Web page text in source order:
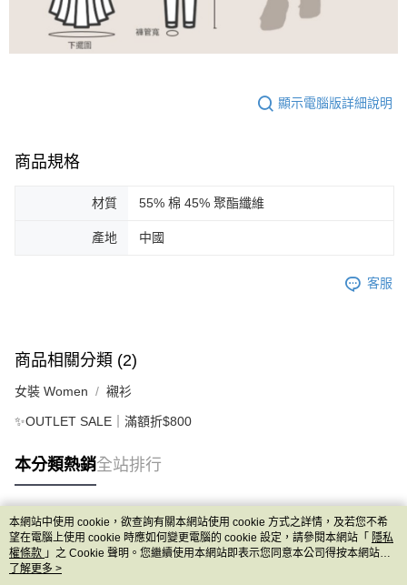
顯示電腦版詳細說明
商品規格
材質 55% 棉 45% 聚酯纖維
產地 中國
客服
商品相關分類 (2)
女裝 Women 襯衫
✨OUTLET SALE｜滿額折$800
本分類熱銷全站排行
熱門標籤
本網站中使用 cookie，欲查詢有關本網站使用 cookie 方式之詳情，及若您不希
望在電腦上使用 cookie 時應如何變更電腦的 cookie 設定，請參閱本網站「 隱私
權條款 」之 Cookie 聲明。您繼續使用本網站即表示您同意本公司得按本網站使
用條款之 Cookie 聲明使用 cookie。
了解更多 >